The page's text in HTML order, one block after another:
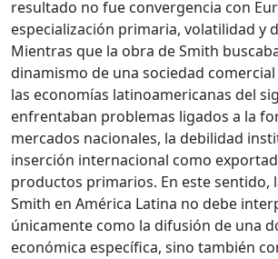
resultado no fue convergencia con
especialización primaria, volatilidad y
Mientras que la obra de Smith
dinamismo de una sociedad
las economías latinoamericanas del
enfrentaban problemas ligados a la
mercados nacionales, la debilidad
inserción internacional como
productos primarios. En este sentido,
Smith en América Latina no debe
únicamente como la difusión de una
económica específica, sino también